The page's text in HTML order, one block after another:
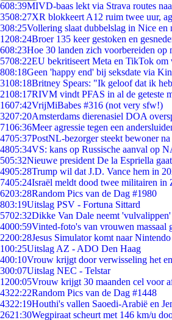
608:39MIVD-baas lekt via Strava routes
3508:27XR blokkeert A12 ruim twee uur,
308:25Vollering slaat dubbelslag in Nice en
1208:24Broer 135 keer gestoken en
608:23Hoe 30 landen zich voorbereiden
5708:22EU bekritiseert Meta en TikTok om
808:18Geen 'happy end' bij seksdate via
3108:18Britney Spears: "Ik geloof dat ik
2108:17RIVM vindt PFAS in al de geteste
1607:42VrijMiBabes #316 (not very sfw!)
3207:20Amsterdams dierenasiel DOA
7106:36Meer agressie tegen een
4705:37PostNL-bezorger steekt bewoner
4805:34VS: kans op Russische aanval op
505:32Nieuwe president De la Espriella
4905:28Trump wil dat J.D. Vance hem in
7405:24Israël meldt dood twee militairen
6203:28Random Pics van de Dag #1980
803:19Uitslag PSV - Fortuna Sittard
5702:32Dikke Van Dale neemt
4000:59Vinted-foto's van vrouwen massaal
2200:28Jesus Simulator komt naar
100:25Uitslag AZ - ADO Den Haag
400:10Vrouw krijgt door verwisseling het
300:07Uitslag NEC - Telstar
1200:05Vrouw krijgt 30 maanden cel voor
4322:22Random Pics van de Dag #1448
4322:19Houthi's vallen Saoedi-Arabië en
2621:30Wegpiraat scheurt met 146 km/u